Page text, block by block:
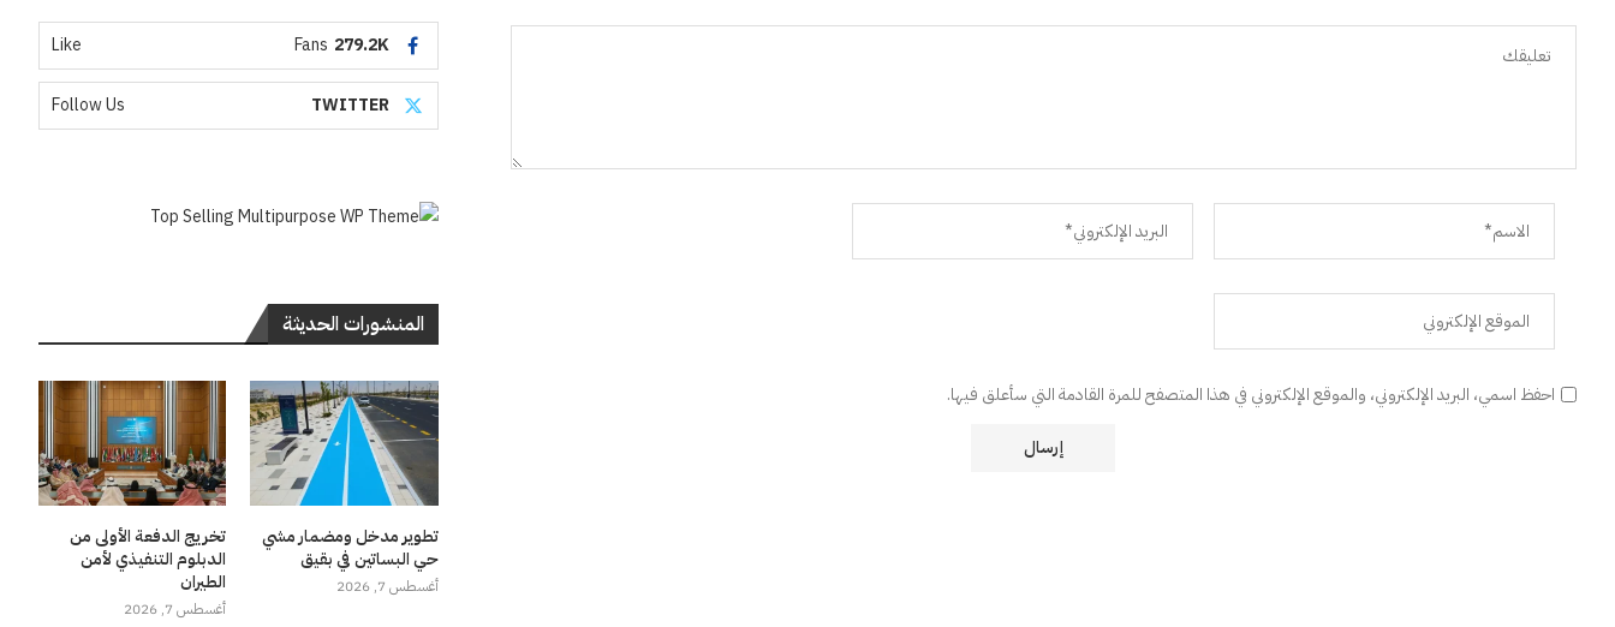
احفظ اسمي، البريد الإلكتروني، والموقع الإلكتروني في هذا المتصفح للمرة القادمة التي سأعلق فيها.
279.2K
Fans
Like
TWITTER
Follow Us
المنشورات الحديثة
تطوير مدخل ومضمار مشي
حي البساتين في بقيق
أغسطس 7, 2026
تخريج الدفعة الأولى من
الدبلوم التنفيذي لأمن
الطيران
أغسطس 7, 2026